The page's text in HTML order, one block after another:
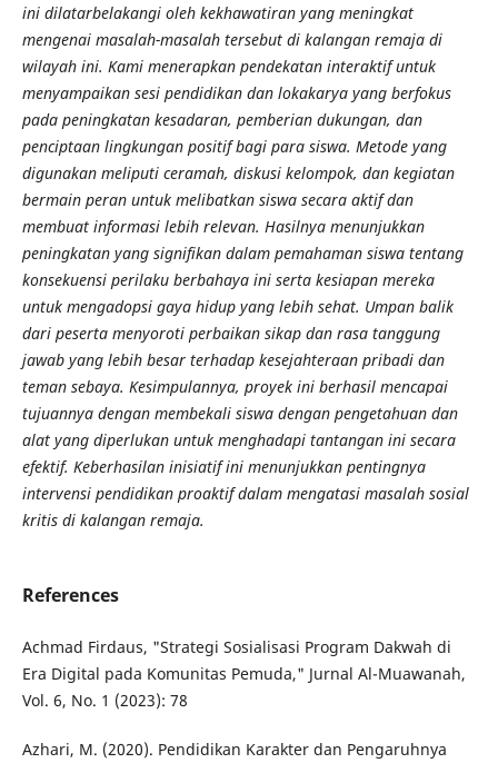
ini dilatarbelakangi oleh kekhawatiran yang meningkat
mengenai masalah-masalah tersebut di kalangan remaja di
wilayah ini. Kami menerapkan pendekatan interaktif untuk
menyampaikan sesi pendidikan dan lokakarya yang berfokus
pada peningkatan kesadaran, pemberian dukungan, dan
penciptaan lingkungan positif bagi para siswa. Metode yang
digunakan meliputi ceramah, diskusi kelompok, dan kegiatan
bermain peran untuk melibatkan siswa secara aktif dan
membuat informasi lebih relevan. Hasilnya menunjukkan
peningkatan yang signifikan dalam pemahaman siswa tentang
konsekuensi perilaku berbahaya ini serta kesiapan mereka
untuk mengadopsi gaya hidup yang lebih sehat. Umpan balik
dari peserta menyoroti perbaikan sikap dan rasa tanggung
jawab yang lebih besar terhadap kesejahteraan pribadi dan
teman sebaya. Kesimpulannya, proyek ini berhasil mencapai
tujuannya dengan membekali siswa dengan pengetahuan dan
alat yang diperlukan untuk menghadapi tantangan ini secara
efektif. Keberhasilan inisiatif ini menunjukkan pentingnya
intervensi pendidikan proaktif dalam mengatasi masalah sosial
kritis di kalangan remaja.
References
Achmad Firdaus, "Strategi Sosialisasi Program Dakwah di
Era Digital pada Komunitas Pemuda," Jurnal Al-Muawanah,
Vol. 6, No. 1 (2023): 78
Azhari, M. (2020). Pendidikan Karakter dan Pengaruhnya